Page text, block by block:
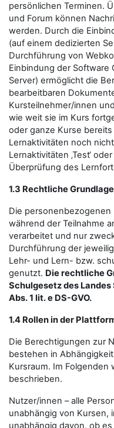
persönlichen Terminen.
und Forum können
werden. Durch die
(auf einem dedizierten
Durchführung von
Einbindung der Software
Server) ermöglicht die
bearbeitbaren
Kursteilnehmer/innen
wie weit sie im Kurs
oder ganze Kurse
Lernaktivitäten noch
Lernaktivitäten ‚Test‘
Überprüfung des
1.3 Rechtliche
Die
während der Teilnahme
verarbeitet und nur
Durchführung der
Lehr- und Lern- bzw.
genutzt. Die rechtliche
Schulgesetz des
Abs. 1 lit. e DS-GVO.
1.4 Rollen in der
Die Berechtigungen zur
bestehen in
Kursraum. Im Folgenden
beschrieben.
Nutzer/innen – alle
unabhängig von Kursen,
unabhängig davon, ob